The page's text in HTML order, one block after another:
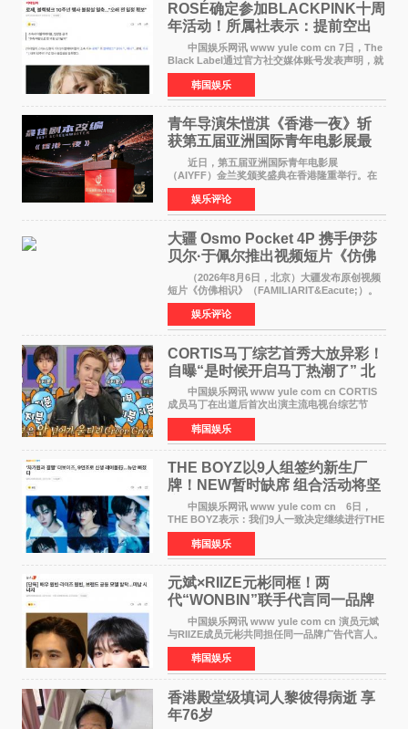
ROSÉ确定参加BLACKPINK十周
年活动！所属社表示：提前空出
了时间
中国娱乐网讯 www yule com cn 7日，The
Black Label通过官方社交媒体账号发表声明，就
近期网络上关于ROS&Eacute;个人行程及是否参
加BLACKPINK出道纪念活动的种种猜测作出正
式回应。 Th
韩国娱乐
青年导演朱愷淇《香港一夜》斩
获第五届亚洲国际青年电影展最
佳剧本改编奖
近日，第五届亚洲国际青年电影展
（AIYFF）金兰奖颁奖盛典在香港隆重举行。在
这场汇聚数百位海内外电影人、文化界人士及媒
体代表的亚洲青年影视盛会上，香港本土电影
《香港一夜》（Dawn in Ho
娱乐评论
大疆 Osmo Pocket 4P 携手伊莎
贝尔·于佩尔推出视频短片《仿佛
相识》
（2026年8月6日，北京）大疆发布原创视频
短片《仿佛相识》（FAMILIARIT&Eacute;）。
视频短片由戛纳国际电影节最佳女演员伊莎贝尔·
于佩尔（Isabelle Huppert）主演，全程使用大
疆首款双主摄口
娱乐评论
CORTIS马丁综艺首秀大放异彩！
自曝“是时候开启马丁热潮了” 北
美巡演火热进行中
中国娱乐网讯 www yule com cn CORTIS
成员马丁在出道后首次出演主流电视台综艺节
目，展现了多才多艺的魅力。 马丁出演了5日
播出的MBC《Radio Star》Fashion与Passion
之间，I&lsquo;m
韩国娱乐
THE BOYZ以9人组签约新生厂
牌！NEW暂时缺席 组合活动将坚
定不移继续
中国娱乐网讯 www yule com cn 6日，
THE BOYZ表示：我们9人一致决定继续进行THE
BOYZ组合活动，并且已经完成了组合团体活动
签约。目前正在新生厂牌下进行活动准备。尚未
离开THE BOYZ原所
韩国娱乐
元斌×RIIZE元彬同框！两
代“WONBIN”联手代言同一品牌
颜值天花板合体
中国娱乐网讯 www yule com cn 演员元斌
与RIIZE成员元彬共同担任同一品牌广告代言人。
6日据独家报道，继演员元斌之后，RIIZE元彬最
近也被选为某在线中介平台A公司的共同广告代言
人，两人将作
韩国娱乐
香港殿堂级填词人黎彼得病逝 享
年76岁​